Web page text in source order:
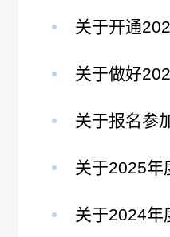
关于开通
关于做好
关于报名参
关于2025年
关于2024年